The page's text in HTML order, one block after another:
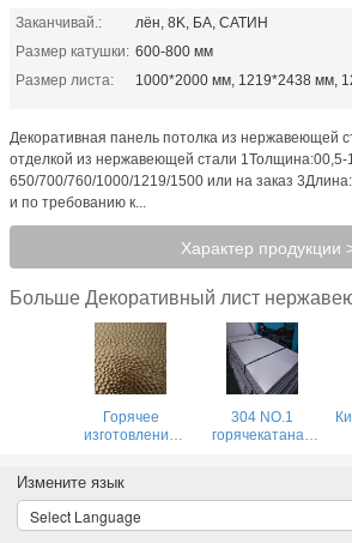
Заканчивай.:
лён, 8K, БА, САТИН
Размер катушки: 600-800 мм
Размер листа:
1000*2000 мм, 1219*2438 мм,
Декоративная панель потолка из нержавеющей
отделкой из нержавеющей стали
650/700/760/1000/1219/1500 или на заказ
и по требованию к...
Характер продукции
Больше Декоративный лист
Горячее
изготовление
яркая отделка
молотый листок
из нержавеющей
304 NO.1
горячекатаная
Измените язык
Select Language